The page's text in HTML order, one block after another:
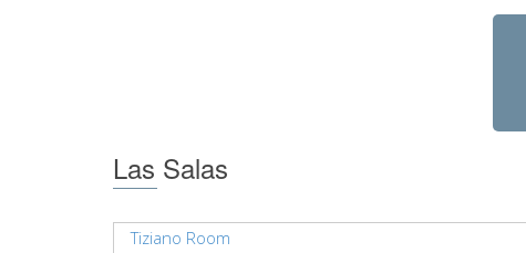
Las Salas
Tiziano Room